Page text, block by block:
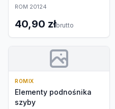
ROM 20124
40,90 złbrutto
ROMIX
Elementy podnośnika
szyby